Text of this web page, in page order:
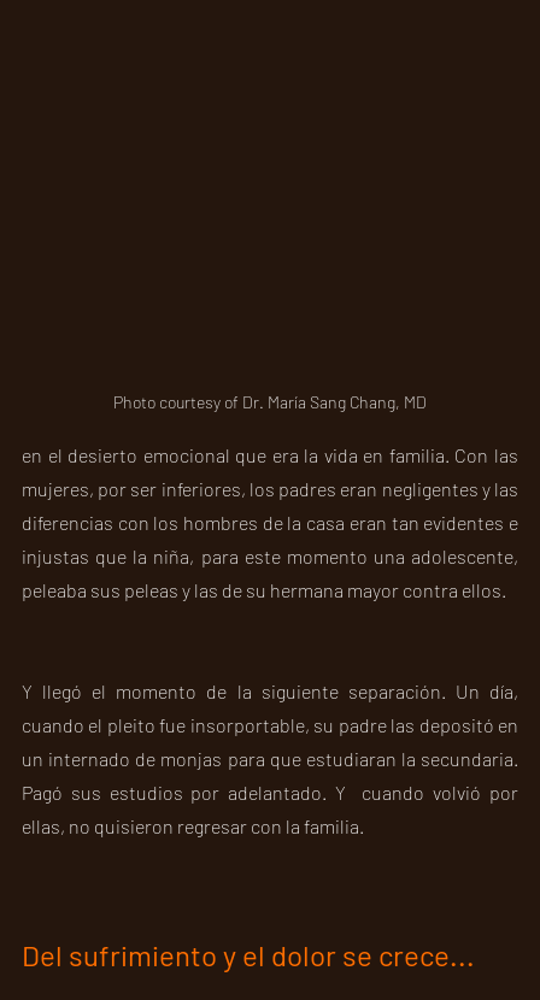
Photo courtesy of Dr. María Sang Chang, MD
en el desierto emocional que era la vida en familia. Con las
mujeres, por ser inferiores, los padres eran negligentes y las
diferencias con los hombres de la casa eran tan evidentes e
injustas que la niña, para este momento una adolescente,
peleaba sus peleas y las de su hermana mayor contra ellos.
Y llegó el momento de la siguiente separación. Un día,
cuando el pleito fue insorportable, su padre las depositó en
un internado de monjas para que estudiaran la secundaria.
Pagó sus estudios por adelantado. Y  cuando volvió por
ellas, no quisieron regresar con la familia.
Del sufrimiento y el dolor se crece...